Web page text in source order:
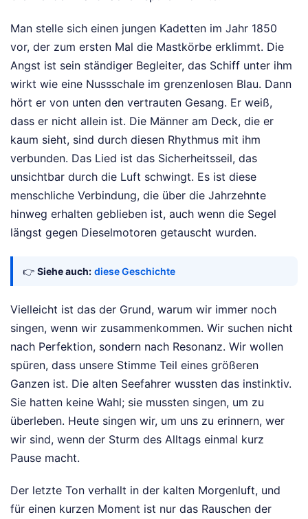
Man stelle sich einen jungen Kadetten im Jahr 1850
vor, der zum ersten Mal die Mastkörbe erklimmt. Die
Angst ist sein ständiger Begleiter, das Schiff unter ihm
wirkt wie eine Nussschale im grenzenlosen Blau. Dann
hört er von unten den vertrauten Gesang. Er weiß,
dass er nicht allein ist. Die Männer am Deck, die er
kaum sieht, sind durch diesen Rhythmus mit ihm
verbunden. Das Lied ist das Sicherheitsseil, das
unsichtbar durch die Luft schwingt. Es ist diese
menschliche Verbindung, die über die Jahrzehnte
hinweg erhalten geblieben ist, auch wenn die Segel
längst gegen Dieselmotoren getauscht wurden.
👉 Siehe auch: diese Geschichte
Vielleicht ist das der Grund, warum wir immer noch
singen, wenn wir zusammenkommen. Wir suchen nicht
nach Perfektion, sondern nach Resonanz. Wir wollen
spüren, dass unsere Stimme Teil eines größeren
Ganzen ist. Die alten Seefahrer wussten das instinktiv.
Sie hatten keine Wahl; sie mussten singen, um zu
überleben. Heute singen wir, um uns zu erinnern, wer
wir sind, wenn der Sturm des Alltags einmal kurz
Pause macht.
Der letzte Ton verhallt in der kalten Morgenluft, und
für einen kurzen Moment ist nur das Rauschen der